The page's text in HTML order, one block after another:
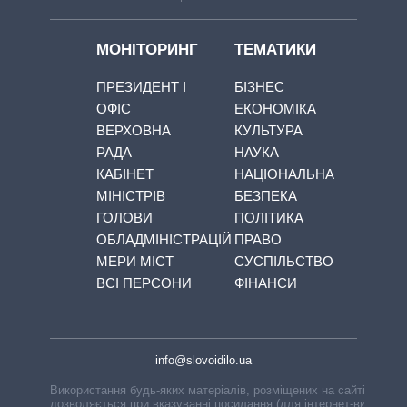
МОНІТОРИНГ
ПРЕЗИДЕНТ І
ОФІС
ВЕРХОВНА
РАДА
КАБІНЕТ
МІНІСТРІВ
ГОЛОВИ
ОБЛАДМІНІСТРАЦІЙ
МЕРИ МІСТ
ВСІ ПЕРСОНИ
ТЕМАТИКИ
БІЗНЕС
ЕКОНОМІКА
КУЛЬТУРА
НАУКА
НАЦІОНАЛЬНА
БЕЗПЕКА
ПОЛІТИКА
ПРАВО
СУСПІЛЬСТВО
ФІНАНСИ
info@slovoidilo.ua
Використання будь-яких матеріалів, розміщених на сайті,
дозволяється при вказуванні посилання (для інтернет-видань